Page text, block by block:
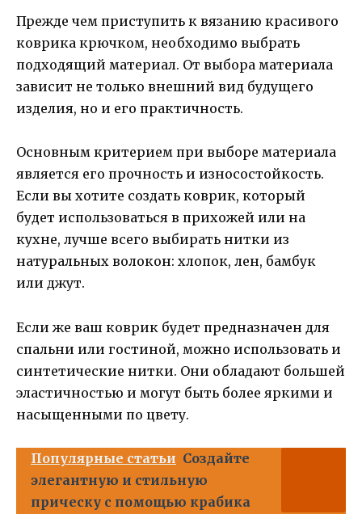
Прежде чем приступить к вязанию красивого
коврика крючком, необходимо выбрать
подходящий материал. От выбора материала
зависит не только внешний вид будущего
изделия, но и его практичность.
Основным критерием при выборе материала
является его прочность и износостойкость.
Если вы хотите создать коврик, который
будет использоваться в прихожей или на
кухне, лучше всего выбирать нитки из
натуральных волокон: хлопок, лен, бамбук
или джут.
Если же ваш коврик будет предназначен для
спальни или гостиной, можно использовать и
синтетические нитки. Они обладают большей
эластичностью и могут быть более яркими и
насыщенными по цвету.
Популярные статьи Создайте
элегантную и стильную
прическу с помощью крабика